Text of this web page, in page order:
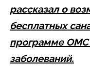
рассказал о
бесплатных
программе ОМС
заболеваний.